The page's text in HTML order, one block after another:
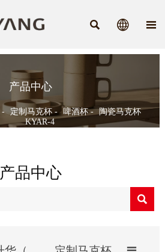
  
产品中心
- 定制马克杯- 啤酒杯- 陶瓷马克杯
KYAR-4
产品中心
